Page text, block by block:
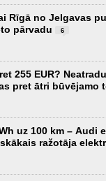
Rīgā no Jelgavas
pārvadu
6
255 EUR?
pret ātri būvējamo
uz 100 km – Audi
ražotāja